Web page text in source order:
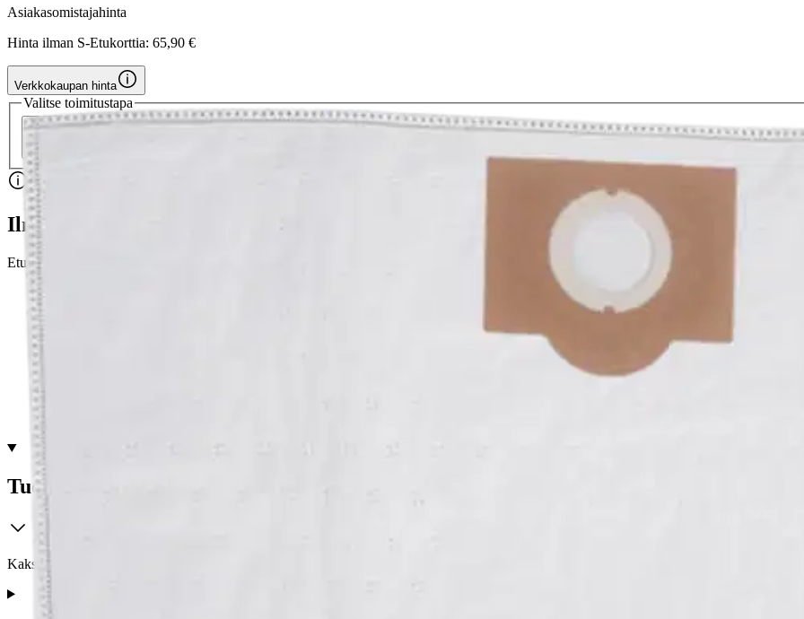
Asiakasomistajahinta
Hinta ilman S-Etukorttia: 65,90 €
Verkkokaupan hinta
Valitse toimitustapa
Ilmainen toimitus yli 100 €:n tilauksille Postin pakettiautomaattiin tai
Etu ei koske Suuri‑lisäpalvelulla toimitettavia tuotteita.
Tuotekuvaus
Kaksikerroksinen fleece-pölypussi CLEN APDH imuriin -Paketissa 5 kpl